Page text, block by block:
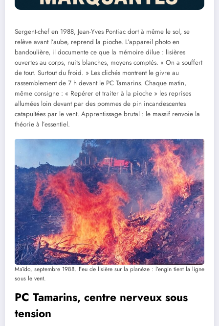
Sergent-chef en 1988, Jean-Yves Pontiac dort à même le sol, se
relève avant l’aube, reprend la pioche. L’appareil photo en
bandoulière, il documente ce que la mémoire dilue : lisières
ouvertes au corps, nuits blanches, moyens comptés. « On a souffert
de tout. Surtout du froid. » Les clichés montrent le givre au
rassemblement de 7 h devant le PC Tamarins. Chaque matin,
même consigne : « Repérer et traiter à la pioche » les reprises
allumées loin devant par des pommes de pin incandescentes
catapultées par le vent. Apprentissage brutal : le massif renvoie la
théorie à l’essentiel.
Maïdo, septembre 1988. Feu de lisière sur la planèze : l’engin tient la ligne
sous le vent.
PC Tamarins, centre nerveux sous
tension